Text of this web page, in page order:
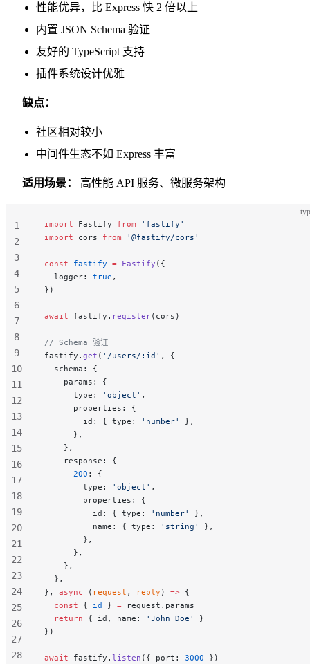
性能优异，比 Express 快 2 倍以上
内置 JSON Schema 验证
友好的 TypeScript 支持
插件系统设计优雅
缺点：
社区相对较小
中间件生态不如 Express 丰富
适用场景： 高性能 API 服务、微服务架构
import Fastify from 'fastify'
import cors from '@fastify/cors'
const fastify = Fastify ({
  logger:
true ,
})
await fastify. register(cors)
// Schema 验证
fastify. get ( '/users/:id' , {
  schema: {
    params: {
      type:
'object' ,
      properties: {
        id: { type:
'number'
},
      },
    },
    response: {
      200
: {
        type:
'object' ,
        properties: {
          id: { type:
'number'
},
          name: { type:
'string'
},
        },
      },
    },
  },
}, async ( request , reply ) => {
  const
{ id } = request.params
  return
{ id, name: 'John Doe'
}
})
await fastify. listen ({ port: 3000 })
1
2
3
4
5
6
7
8
9
10
11
12
13
14
15
16
17
18
19
20
21
22
23
24
25
26
27
28